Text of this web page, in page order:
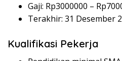
Gaji: Rp3000000 – Rp
Terakhir: 31 Desember
Kualifikasi Pekerja